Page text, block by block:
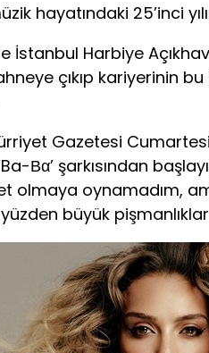
hayatındaki 25’inci
İstanbul Harbiye
çıkıp kariyerinin
Gazetesi
Βα’ şarkısından
olmaya oynamadım,
büyük